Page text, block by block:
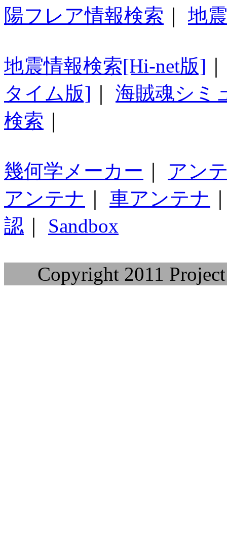
陽フレア情報検索
地
地震情報検索[Hi-net版]
タイム版]
海賊魂シミ
検索
幾何学メーカー
アン
アンテナ
車アンテナ
認
Sandbox
Copyright 2011